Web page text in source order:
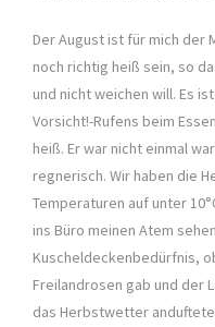
Der August ist für mich der
noch richtig heiß sein, so
und nicht weichen will. Es
Vorsicht!-Rufens beim
heiß. Er war nicht einmal
regnerisch. Wir haben die
Temperaturen auf unter
ins Büro meinen Atem
Kuscheldeckenbedürfnis,
Freilandrosen gab und der
das Herbstwetter